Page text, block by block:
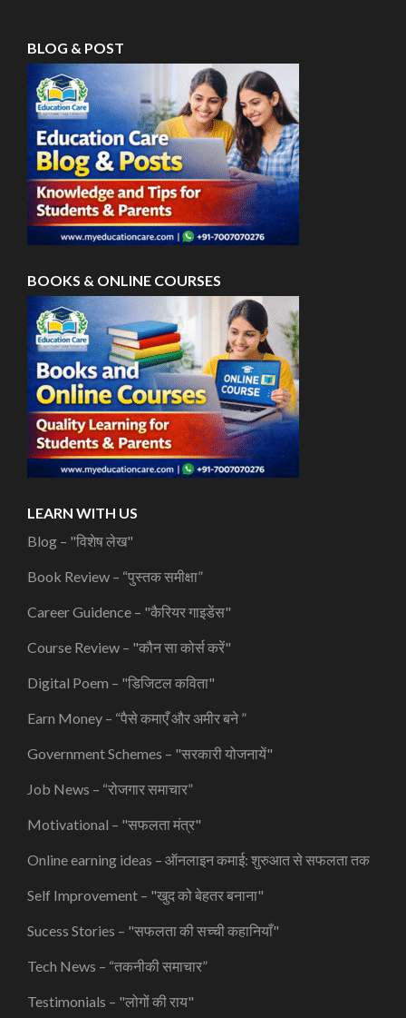
BLOG & POST
BOOKS & ONLINE COURSES
LEARN WITH US
Blog – "विशेष लेख"
Book Review – “पुस्तक समीक्षा”
Career Guidence – "कैरियर गाइडेंस"
Course Review – "कौन सा कोर्स करें"
Digital Poem – "डिजिटल कविता"
Earn Money – “पैसे कमाएँ और अमीर बने ”
Government Schemes – "सरकारी योजनायें"
Job News – “रोजगार समाचार”
Motivational – "सफलता मंत्र"
Online earning ideas – ऑनलाइन कमाई: शुरुआत से सफलता तक
Self Improvement – "खुद को बेहतर बनाना"
Sucess Stories – "सफलता की सच्ची कहानियाँ"
Tech News – “तकनीकी समाचार”
Testimonials – "लोगों की राय"